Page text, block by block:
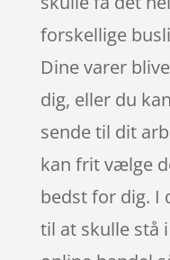
forskellige
Dine varer
dig, eller du
sende til dit
kan frit vælge
bedst for dig. I
til at skulle stå